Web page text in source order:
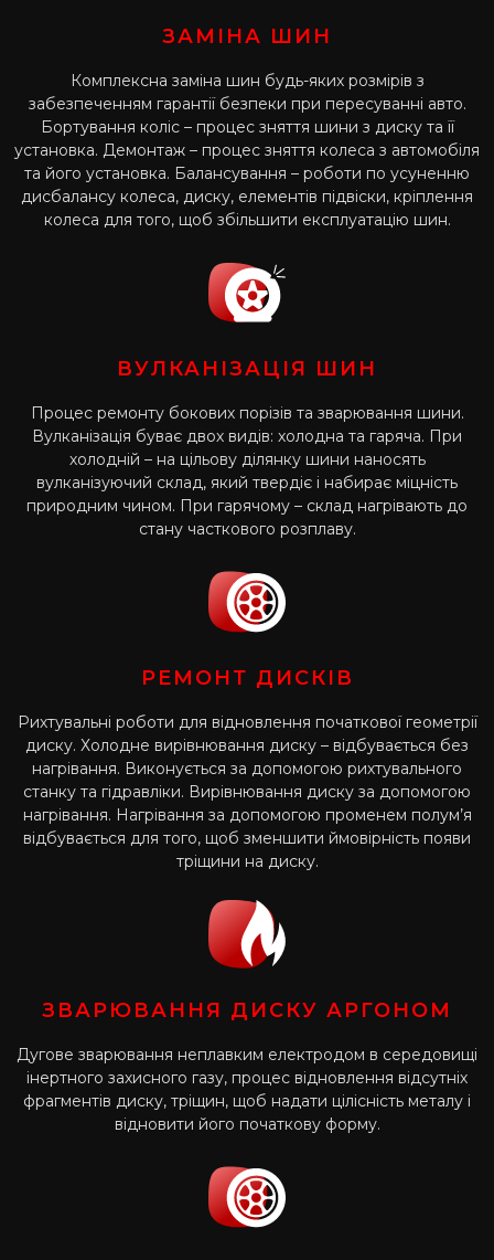
ЗАМІНА ШИН
Комплексна заміна шин будь-яких розмірів з
забезпеченням гарантії безпеки при пересуванні авто.
Бортування коліс – процес зняття шини з диску та її
установка. Демонтаж – процес зняття колеса з автомобіля
та його установка. Балансування – роботи по усуненню
дисбалансу колеса, диску, елементів підвіски, кріплення
колеса для того, щоб збільшити експлуатацію шин.
ВУЛКАНІЗАЦІЯ ШИН
Процес ремонту бокових порізів та зварювання шини.
Вулканізація буває двох видів: холодна та гаряча. При
холодній – на цільову ділянку шини наносять
вулканізуючий склад, який твердіє і набирає міцність
природним чином. При гарячому – склад нагрівають до
стану часткового розплаву.
РЕМОНТ ДИСКІВ
Рихтувальні роботи для відновлення початкової геометрії
диску. Холодне вирівнювання диску – відбувається без
нагрівання. Виконується за допомогою рихтувального
станку та гідравліки. Вирівнювання диску за допомогою
нагрівання. Нагрівання за допомогою променем полум’я
відбувається для того, щоб зменшити ймовірність появи
тріщини на диску.
ЗВАРЮВАННЯ ДИСКУ АРГОНОМ
Дугове зварювання неплавким електродом в середовищі
інертного захисного газу, процес відновлення відсутніх
фрагментів диску, тріщин, щоб надати цілісність металу і
відновити його початкову форму.